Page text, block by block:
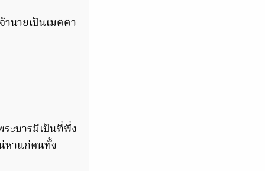
จ้านายเป็นเมตตา
ะบารมีเป็นที่พึ่ง
หาแก่คนทั้ง